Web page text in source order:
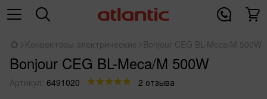
Конвекторы электрические Bonjour CEG BL-Meca/M 500W
Bonjour CEG BL-Meca/M 500W
Артикул: 6491020 2 отзыва